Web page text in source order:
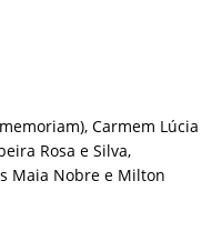
Carmem Lúcia
Rosa e Silva,
Maia Nobre e Milton